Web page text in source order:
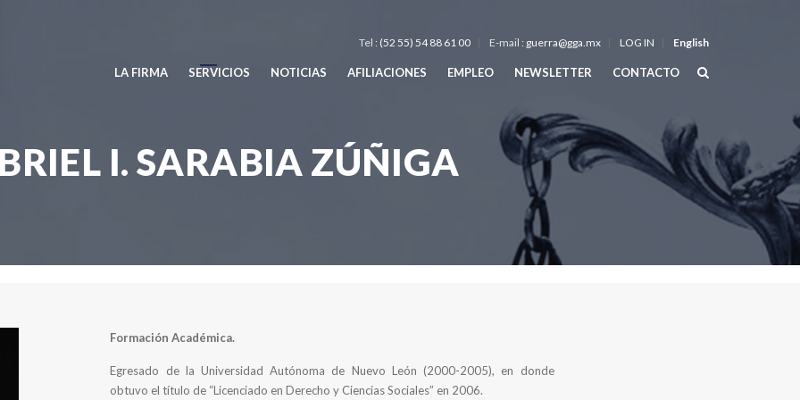
Tel : (52 55) 54 88 61 00 E-mail : guerra@gga.mx LOG IN English
LA FIRMA SERVICIOS NOTICIAS AFILIACIONES EMPLEO NEWSLETTER CONTACTO
I. SARABIA ZÚÑIGA
Formación Académica.
Egresado de la Universidad Autónoma de Nuevo León (2000-2005), en donde
obtuvo el título de “Licenciado en Derecho y Ciencias Sociales” en 2006.